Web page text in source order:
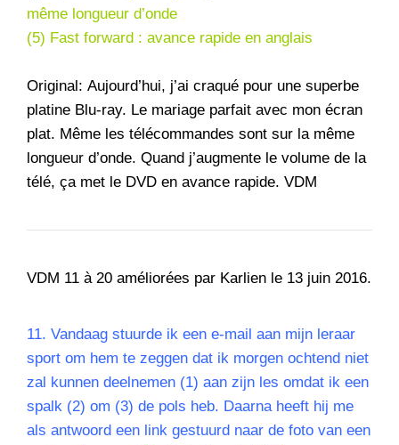
même longueur d’onde
(5) Fast forward : avance rapide en anglais
Original: Aujourd’hui, j’ai craqué pour une superbe
platine Blu-ray. Le mariage parfait avec mon écran
plat. Même les télécommandes sont sur la même
longueur d’onde. Quand j’augmente le volume de la
télé, ça met le DVD en avance rapide. VDM
VDM 11 à 20 améliorées par Karlien le 13 juin 2016.
11. Vandaag stuurde ik een e-mail aan mijn leraar
sport om hem te zeggen dat ik morgen ochtend niet
zal kunnen deelnemen (1) aan zijn les omdat ik een
spalk (2) om (3) de pols heb. Daarna heeft hij me
als antwoord een link gestuurd naar de foto van een